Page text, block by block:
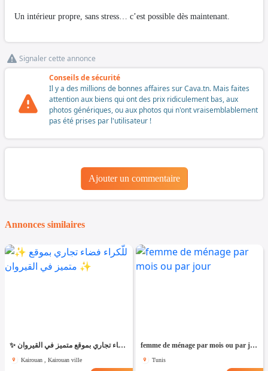
Un intérieur propre, sans stress… c’est possible dès maintenant.
Signaler cette annonce
Conseils de sécurité
Il y a des millions de bonnes affaires sur Cava.tn. Mais faites
attention aux biens qui ont des prix ridiculement bas, aux
photos génériques, ou aux photos qui n'ont vraisemblablement
pas été prises par l'utilisateur !
Ajouter un commentaire
Annonces similaires
✨ للّكراء فضاء تجاري بموقع متميز في القيروان ✨
Kairouan , Kairouan ville
femme de ménage par mois ou par jour
Tunis